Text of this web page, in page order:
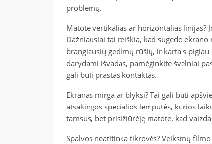
problemų.
Matote vertikalias ar horizontalias linijas?
Dažniausiai tai reiškia, kad sugedo
brangiausių gedimų rūšių, ir kartais
darydami išvadas, pamėginkite švelniai
gali būti prastas kontaktas.
Ekranas mirga ar blyksi? Tai gali būti
atsakingos specialios lemputės, kurios
tamsus, bet prisižiūrėję matote, kad
Spalvos neatitinka tikrovės? Veiksmų